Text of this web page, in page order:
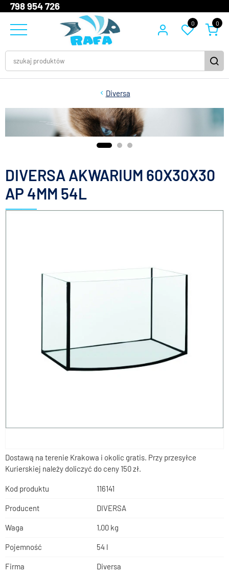
798 954 726
0 0
Diversa
DIVERSA AKWARIUM 60X30X30
AP 4MM 54L
Dostawą na terenie Krakowa i okolic gratis. Przy przesyłce
Kurierskiej należy doliczyć do ceny 150 zł.
Kod produktu 116141
Producent DIVERSA
Waga 1,00 kg
Pojemność 54 l
Firma Diversa